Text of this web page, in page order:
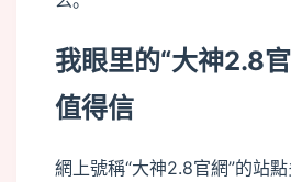
我眼里的“大神2.8
值得信
網上號稱“大神2.8官網”的站點